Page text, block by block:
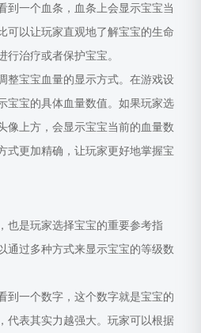
到一个血条，血条上会显示宝宝当
可以让玩家直观地了解宝宝的生命
行治疗或者保护宝宝。
整宝宝血量的显示方式。在游戏设
宝宝的具体血量数值。如果玩家选
像上方，会显示宝宝当前的血量数
式更加精确，让玩家更好地掌握宝
也是玩家选择宝宝的重要参考指
通过多种方式来显示宝宝的等级数
到一个数字，这个数字就是宝宝的
代表其实力越强大。玩家可以根据